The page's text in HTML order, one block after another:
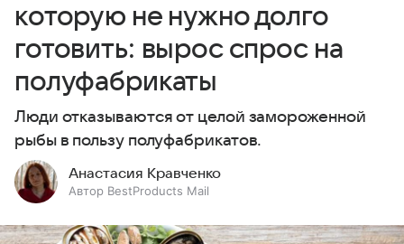
которую не нужно долго
готовить: вырос спрос на
полуфабрикаты
Люди отказываются от целой замороженной
рыбы в пользу полуфабрикатов.
Анастасия Кравченко
Автор BestProducts Mail